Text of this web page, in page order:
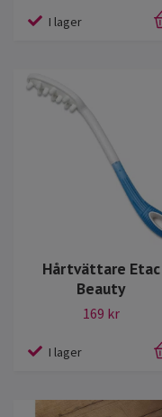
I lager
Hårtvättare Etac
Beauty
169 kr
I lager